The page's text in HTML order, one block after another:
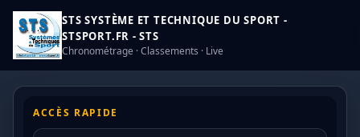
STS SYSTÈME ET TECHNIQUE DU SPORT -
STSPORT.FR - STS
Chronométrage · Classements · Live
ACCÈS RAPIDE